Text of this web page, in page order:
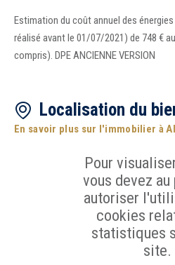
Estimation du coût annuel des
réalisé avant le 01/07/2021) de 748 €
compris). DPE ANCIENNE VERSION
Localisation du
En savoir plus sur l'immobilier à
Pour
vous devez
autoriser
cookies
statistiques
site.